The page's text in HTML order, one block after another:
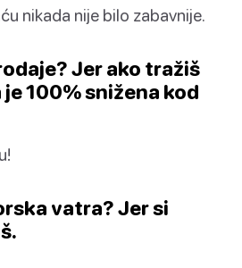
nikada nije bilo zabavnije.
Jer ako tražiš
100% snižena kod
vatra? Jer si